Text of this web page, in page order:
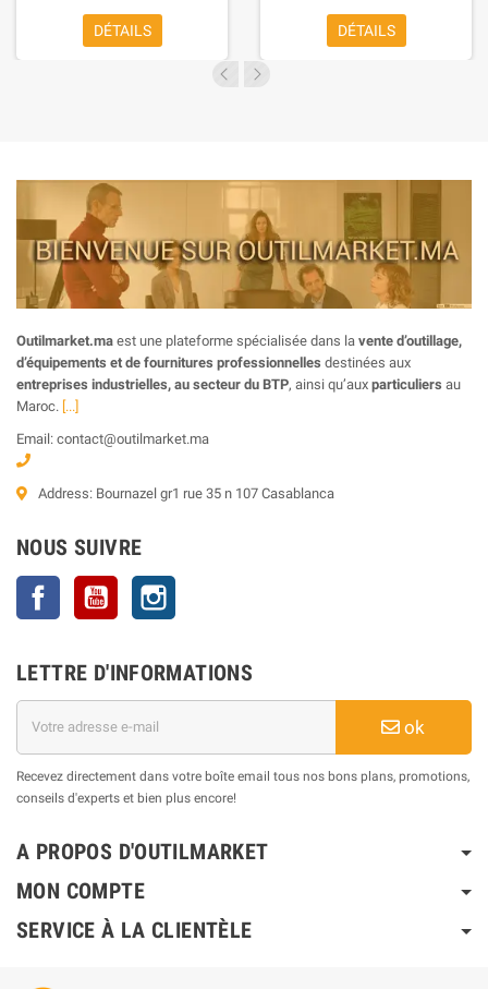
DÉTAILS DÉTAILS
Outilmarket.ma est une plateforme spécialisée dans la vente d’outillage,
d’équipements et de fournitures professionnelles destinées aux
entreprises industrielles, au secteur du BTP, ainsi qu’aux particuliers au
Maroc. [...]
Email: contact@outilmarket.ma
Address: Bournazel gr1 rue 35 n 107 Casablanca
NOUS SUIVRE
Facebook YouTube
LETTRE D'INFORMATIONS
ok
Recevez directement dans votre boîte email tous nos bons plans, promotions,
conseils d'experts et bien plus encore!
A PROPOS D'OUTILMARKET
MON COMPTE
SERVICE À LA CLIENTÈLE